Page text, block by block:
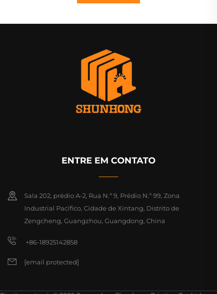
ENTRE EM CONTATO
Sala 202, prédio A-2, Rua N.º 9, Prédio N.º 99, Zona
Industrial Pacífico, Cidade de Xintang, Distrito de
Zengcheng, Guangzhou, Guangdong, China
+86-18925142858
[email protected]